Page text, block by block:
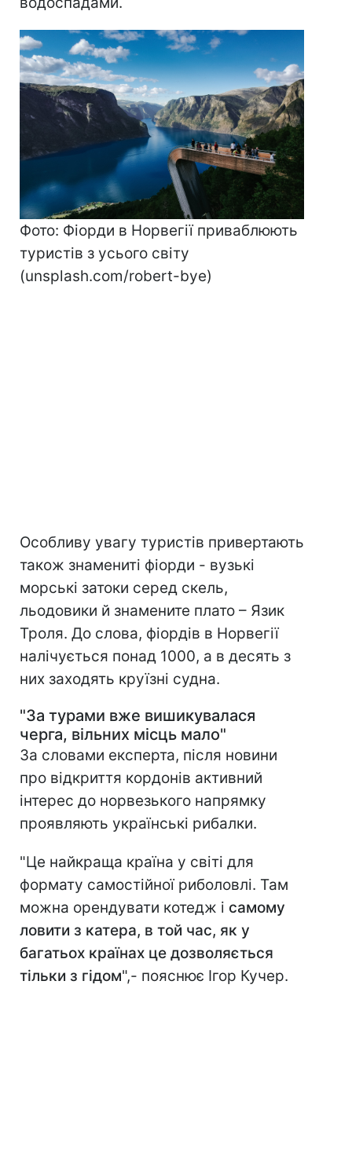
Фото: Фіорди в Норвегії приваблюють
туристів з усього світу
(unsplash.com/robert-bye)
Особливу увагу туристів привертають
також знамениті фіорди - вузькі
морські затоки серед скель,
льодовики й знамените плато – Язик
Троля. До слова, фіордів в Норвегії
налічується понад 1000, а в десять з
них заходять круїзні судна.
"За турами вже вишикувалася
черга, вільних місць мало"
За словами експерта, після новини
про відкриття кордонів активний
інтерес до норвезького напрямку
проявляють українські рибалки.
"Це найкраща країна у світі для
формату самостійної риболовлі. Там
можна орендувати котедж і самому
ловити з катера, в той час, як у
багатьох країнах це дозволяється
тільки з гідом",- пояснює Ігор Кучер.